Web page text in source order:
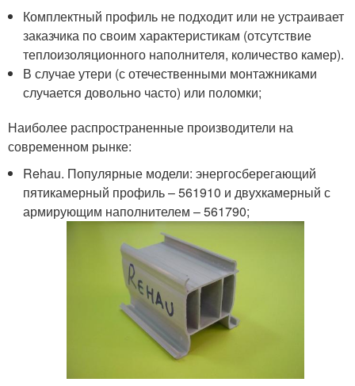
Комплектный профиль не подходит или не устраивает
заказчика по своим характеристикам (отсутствие
теплоизоляционного наполнителя, количество камер).
В случае утери (с отечественными монтажниками
случается довольно часто) или поломки;
Наиболее распространенные производители на
современном рынке:
Rehau. Популярные модели: энергосберегающий
пятикамерный профиль – 561910 и двухкамерный с
армирующим наполнителем – 561790;